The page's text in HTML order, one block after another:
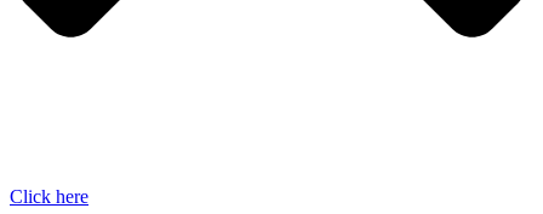
Click here